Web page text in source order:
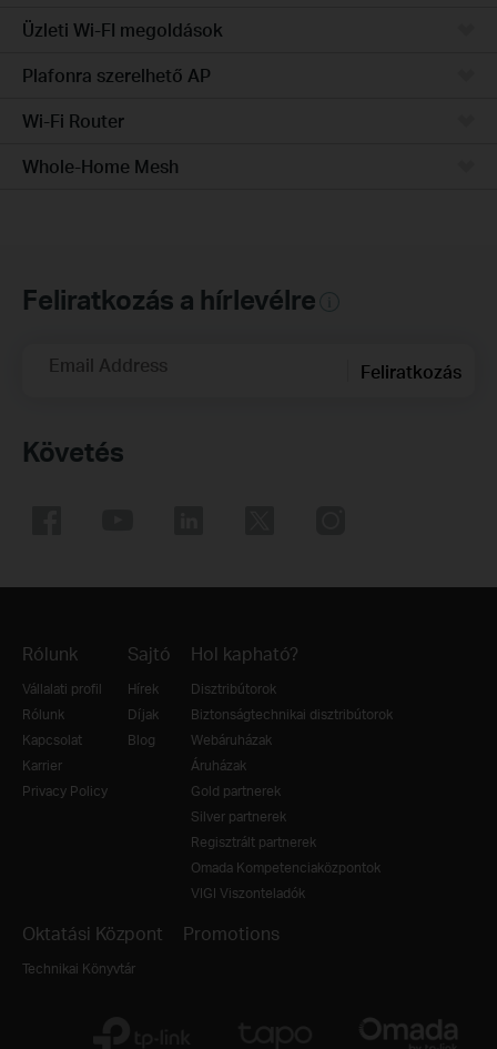
Üzleti Wi-FI megoldások
Plafonra szerelhető AP
Wi-Fi Router
Whole-Home Mesh
Feliratkozás a hírlevélre
Email Address Feliratkozás
Követés
Rólunk
Vállalati profil
Rólunk
Kapcsolat
Karrier
Privacy Policy
Sajtó
Hírek
Díjak
Blog
Hol kapható?
Disztribútorok
Biztonságtechnikai disztribútorok
Webáruházak
Áruházak
Gold partnerek
Silver partnerek
Regisztrált partnerek
Omada Kompetenciaközpontok
VIGI Viszonteladók
Oktatási Központ
Technikai Könyvtár
Promotions